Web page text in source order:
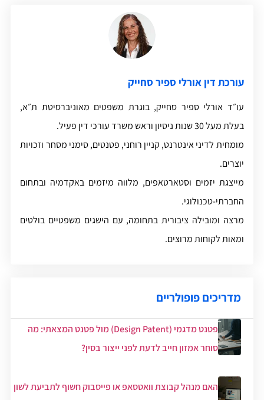
עורכת דין אורלי ספיר סחייק
עו״ד אורלי ספיר סחייק, בוגרת משפטים מאוניברסיטת ת״א,
בעלת מעל 30 שנות ניסיון וראש משרד עורכי דין פעיל.
מומחית לדיני אינטרנט, קניין רוחני, פטנטים, סימני מסחר וזכויות
יוצרים.
מייצגת יזמים וסטארטאפים, מלווה מיזמים באקדמיה ובתחום
החברתי-טכנולוגי.
מרצה ומובילה ציבורית בתחומה, עם הישגים משפטיים בולטים
ומאות לקוחות מרוצים.
מדריכים פופולריים
פטנט מדגמי (Design Patent) מול פטנט המצאתי: מה
סוחר אמזון חייב לדעת לפני ייצור בסין?
האם מנהל קבוצת וואטסאפ או פייסבוק חשוף לתביעת לשון